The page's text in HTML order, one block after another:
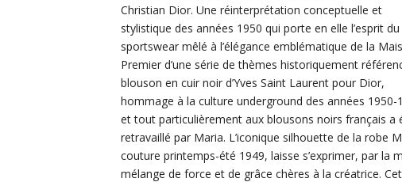
Christian Dior. Une réinterprétation conceptuelle et
stylistique des années 1950 qui porte en elle l’esprit du
sportswear mêlé à l’élégance emblématique de la
Premier d’une série de thèmes historiquement
blouson en cuir noir d’Yves Saint Laurent pour Dior,
hommage à la culture underground des années 1950-
et tout particulièrement aux blousons noirs français a
retravaillé par Maria. L’iconique silhouette de la robe
couture printemps-été 1949, laisse s’exprimer, par la
mélange de force et de grâce chères à la créatrice.